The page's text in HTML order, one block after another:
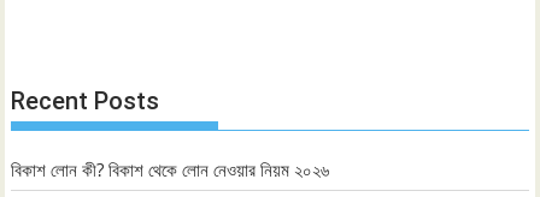
Recent Posts
বিকাশ লোন কী? বিকাশ থেকে লোন নেওয়ার নিয়ম ২০২৬